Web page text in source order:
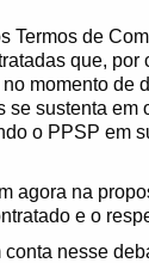
Termos de
que, por
momento de
sustenta em
o PPSP em
agora na
e o
nesse